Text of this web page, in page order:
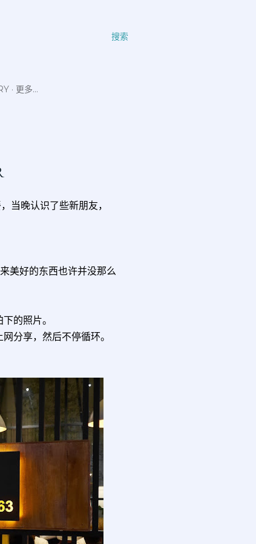
搜索
更多…
当晚认识了些新朋友，
美好的东西也许并没那么
的照片。
分享，然后不停循环。